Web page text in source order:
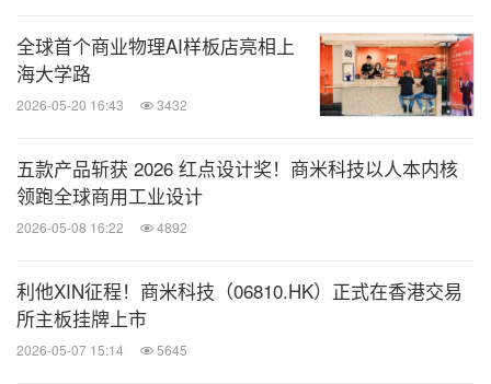
全球首个商业物理AI样板店亮相上
海大学路
2026-05-20 16:43 3432
五款产品斩获 2026 红点设计奖！商米科技以人本内核
领跑全球商用工业设计
2026-05-08 16:22 4892
利他XIN征程！商米科技（06810.HK）正式在香港交易
所主板挂牌上市
2026-05-07 15:14 5645